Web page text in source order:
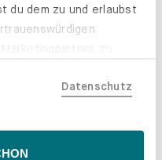
du dem zu und erlaubst
verarbeitet werden
Wähle
Datenschutz
Stil.